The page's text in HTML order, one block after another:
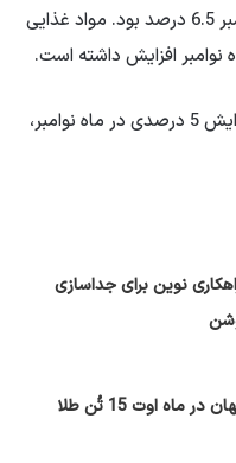
درصد افزایش یافت، در حالی که در نوامبر 6.5 درصد بود. مواد غذایی
قیمت لوازم پزشکی نیز در مقایسه با افزایش 5 درصدی در ماه نوامبر،
نوین برای جداسازی
بانک های مرکزی جهان در ماه اوت 15 تُن طلا